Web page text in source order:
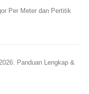
Per Meter dan Pertitik
Panduan Lengkap &